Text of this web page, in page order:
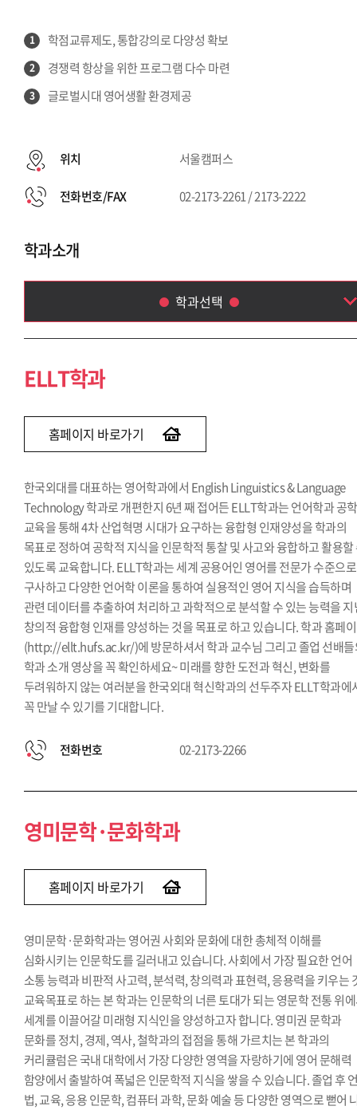
1 학점교류제도, 통합강의로 다양성 확보
2 경쟁력 항상을 위한 프로그램 다수 마련
3 글로벌시대 영어생활 환경제공
위치 서울캠퍼스
전화번호/FAX 02-2173-2261 / 2173-2222
학과소개
학과선택
ELLT학과
ELLT학과
홈페이지 바로가기
한국외대를 대표하는 영어학과에서 English Linguistics & Language
Technology 학과로 개편한지 6년 째 접어든 ELLT학과는 언어학과 공학
교육을 통해 4차 산업혁명 시대가 요구하는 융합형 인재양성을 학과의
목표로 정하여 공학적 지식을 인문학적 통찰 및 사고와 융합하고 활용할
있도록 교육합니다. ELLT학과는 세계 공용어인 영어를 전문가 수준으로
구사하고 다양한 언어학 이론을 통하여 실용적인 영어 지식을 습득하며
관련 데이터를 추출하여 처리하고 과학적으로 분석할 수 있는 능력을
창의적 융합형 인재를 양성하는 것을 목표로 하고 있습니다. 학과 홈페
(http://ellt.hufs.ac.kr/)에 방문하셔서 학과 교수님 그리고 졸업 선배
학과 소개 영상을 꼭 확인하세요~ 미래를 향한 도전과 혁신, 변화를
두려워하지 않는 여러분을 한국외대 혁신학과의 선두주자 ELLT학과에
꼭 만날 수 있기를 기대합니다.
전화번호 02-2173-2266
영미문학·문화학과
홈페이지 바로가기
영미문학·문화학과는 영어권 사회와 문화에 대한 총체적 이해를
심화시키는 인문학도를 길러내고 있습니다. 사회에서 가장 필요한 언어
소통 능력과 비판적 사고력, 분석력, 창의력과 표현력, 응용력을 키우는
교육목표로 하는 본 학과는 인문학의 너른 토대가 되는 영문학 전통 위
세계를 이끌어갈 미래형 지식인을 양성하고자 합니다. 영미권 문학과
문화를 정치, 경제, 역사, 철학과의 접점을 통해 가르치는 본 학과의
커리큘럼은 국내 대학에서 가장 다양한 영역을 자랑하기에 영어 문해력
함양에서 출발하여 폭넓은 인문학적 지식을 쌓을 수 있습니다. 졸업 후
법, 교육, 응용 인문학, 컴퓨터 과학, 문화 예술 등 다양한 영역으로 뻗어